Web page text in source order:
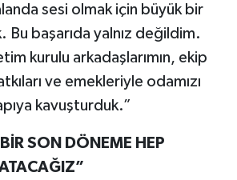
sesi olmak için büyük bir
Bu başarıda yalnız değildim.
kurulu arkadaşlarımın, ekip
ve emekleriyle odamızı
kavuşturduk.”
SON DÖNEME HEP